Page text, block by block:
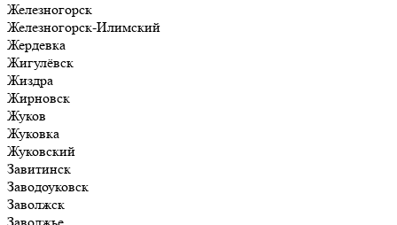
Железногорск
Железногорск-Илимский
Жердевка
Жигулёвск
Жиздра
Жирновск
Жуков
Жуковка
Жуковский
Завитинск
Заводоуковск
Заволжск